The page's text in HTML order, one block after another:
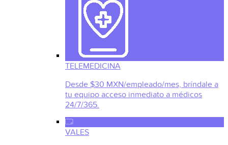
TELEMEDICINA
Desde $30 MXN/empleado/mes, bríndale a
tu equipo acceso inmediato a médicos
24/7/365.
VALES